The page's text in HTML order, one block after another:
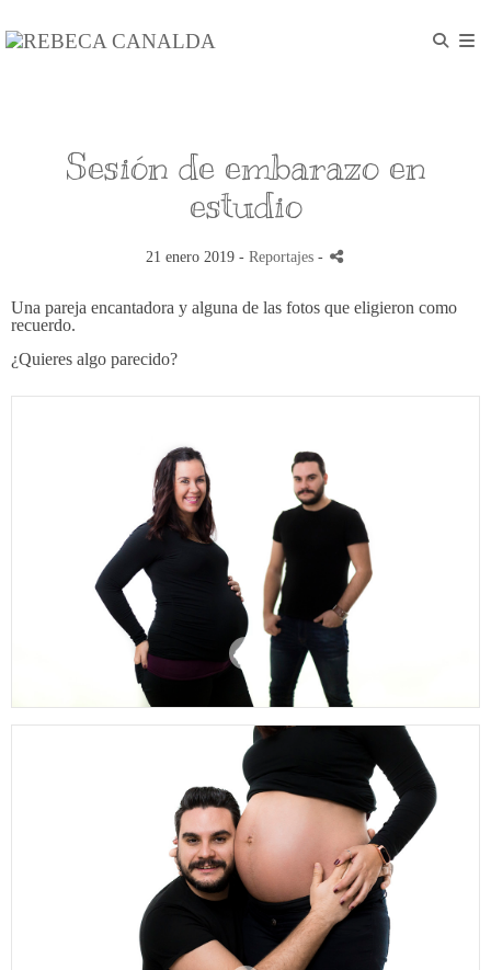
Sesión de embarazo en
estudio
21 enero 2019 - Reportajes -
Una pareja encantadora y alguna de las fotos que eligieron como
recuerdo.
¿Quieres algo parecido?